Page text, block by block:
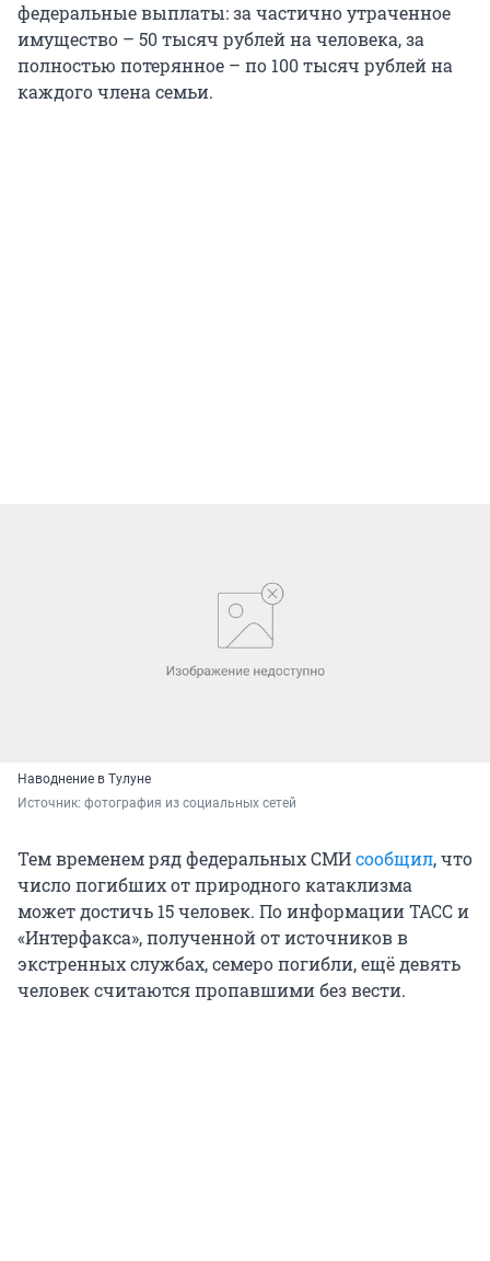
федеральные выплаты: за частично утраченное
имущество – 50 тысяч рублей на человека, за
полностью потерянное – по 100 тысяч рублей на
каждого члена семьи.
Наводнение в Тулуне
Источник: фотография из социальных сетей
Тем временем ряд федеральных СМИсообщил, что
число погибших от природного катаклизма
может достичь 15 человек. По информации ТАСС и
«Интерфакса», полученной от источников в
экстренных службах, семеро погибли, ещё девять
человек считаются пропавшими без вести.